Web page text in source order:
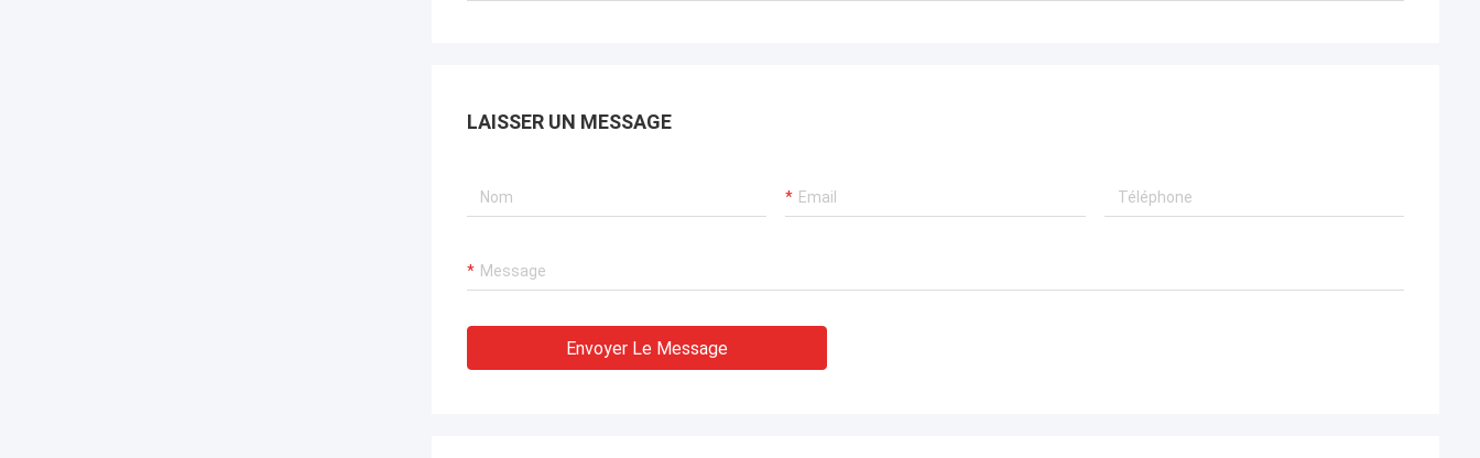
LAISSER UN MESSAGE
Envoyer Le Message